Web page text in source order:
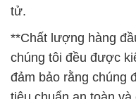
tử.
**Chất lượng hàng
chúng tôi đều được
đảm bảo rằng chúng